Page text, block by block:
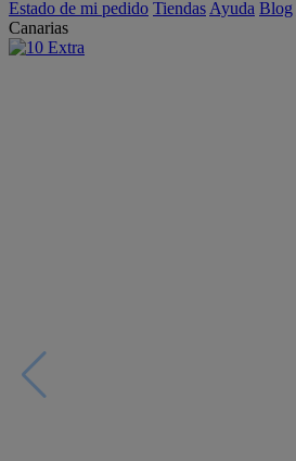
Estado de mi pedido Tiendas Ayuda Blog
Canarias